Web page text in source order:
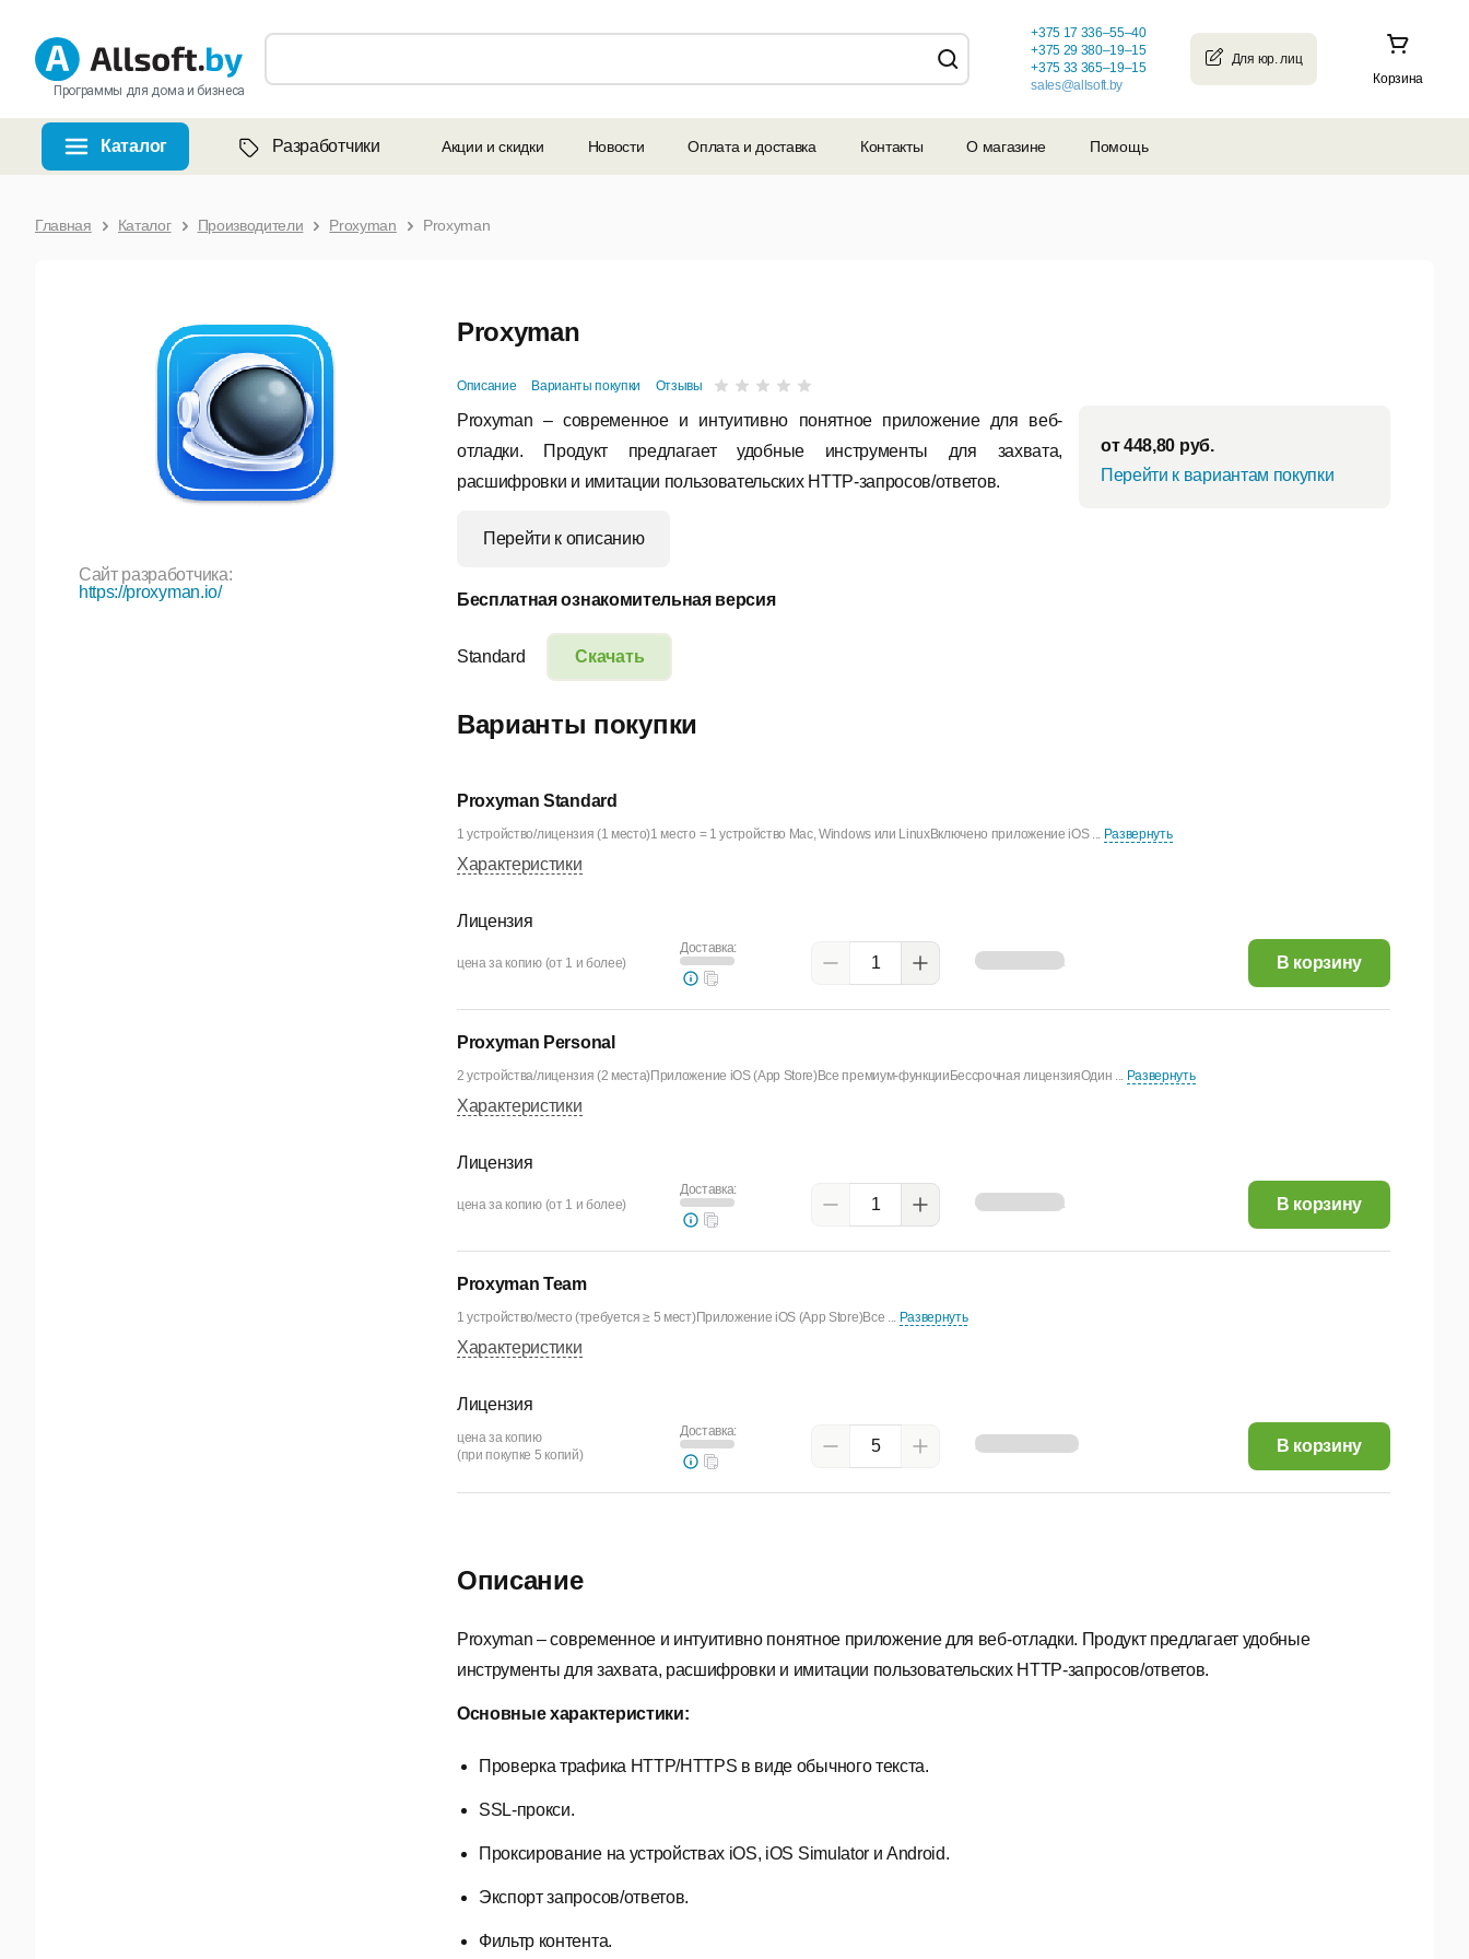
Программы для дома и бизнеса
Корзина
+375 17 336–55–40
+375 29 380–19–15
+375 33 365–19–15
sales@allsoft.by
Каталог Разработчики Акции и скидки Новости Оплата и доставка Контакты О магазине Помощь
Главная Каталог Производители Proxyman Proxyman
Proxyman
Описание Варианты покупки Отзывы
Сайт разработчика:
https://proxyman.io/
Proxyman – современное и интуитивно понятное приложение для веб-
отладки. Продукт предлагает удобные инструменты для захвата,
расшифровки и имитации пользовательских HTTP-запросов/ответов.
Перейти к описанию
от448,80 руб.
Перейти к вариантам покупки
Бесплатная ознакомительная версия
Скачать
Standard
Описание
Proxyman – современное и интуитивно понятное приложение для веб-отладки. Продукт предлагает удобные
инструменты для захвата, расшифровки и имитации пользовательских HTTP-запросов/ответов.
Основные характеристики:
Проверка трафика HTTP/HTTPS в виде обычного текста.
SSL-прокси.
Проксирование на устройствах iOS, iOS Simulator и Android.
Экспорт запросов/ответов.
Фильтр контента.
Варианты покупки
Proxyman Standard
1 устройство/лицензия (1 место)1 место = 1 устройство Mac, Windows или LinuxВключено приложение iOS ... Развернуть
Характеристики
Лицензия
цена за копию (от 1 и более)
Доставка:
448,80 руб. В корзину
Proxyman Personal
2 устройства/лицензия (2 места)Приложение iOS (App Store)Все премиум-функцииБессрочная лицензияОдин ... Развернуть
Характеристики
Лицензия
цена за копию (от 1 и более)
Доставка:
499,22 руб. В корзину
Proxyman Team
1 устройство/место (требуется ≥ 5 мест)Приложение iOS (App Store)Все ... Развернуть
Характеристики
Лицензия
цена за копию
(при покупке 5 копий)
Доставка:
2 496,12 руб. В корзину